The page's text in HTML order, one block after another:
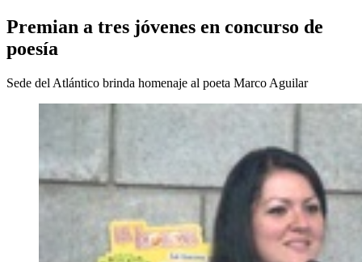
Premian a tres jóvenes en concurso de
poesía
Sede del Atlántico brinda homenaje al poeta Marco Aguilar